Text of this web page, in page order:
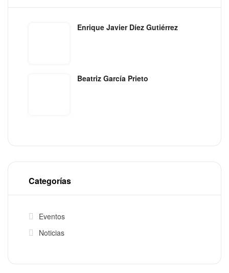
Enrique Javier Díez Gutiérrez
Beatriz García Prieto
Categorías
Eventos
Noticias